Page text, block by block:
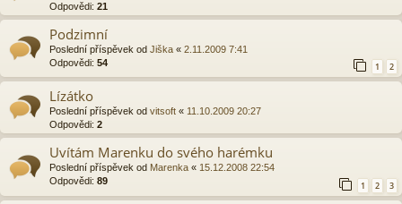
Odpovědi: 21
Podzimní
Poslední příspěvek od Jiška « 2.11.2009 7:41
Odpovědi: 54 1 2
Lízátko
Poslední příspěvek od vitsoft « 11.10.2009 20:27
Odpovědi: 2
Uvítám Marenku do svého harémku
Poslední příspěvek od Marenka « 15.12.2008 22:54
Odpovědi: 89 1 2 3